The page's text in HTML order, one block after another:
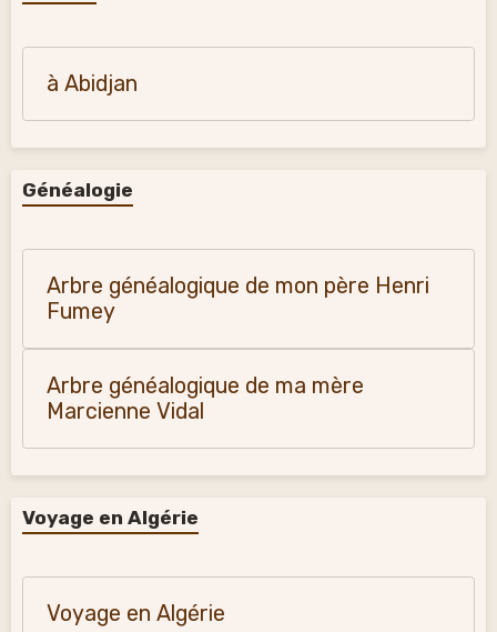
à Abidjan
Généalogie
Arbre généalogique de mon père Henri
Fumey
Arbre généalogique de ma mère
Marcienne Vidal
Voyage en Algérie
Voyage en Algérie